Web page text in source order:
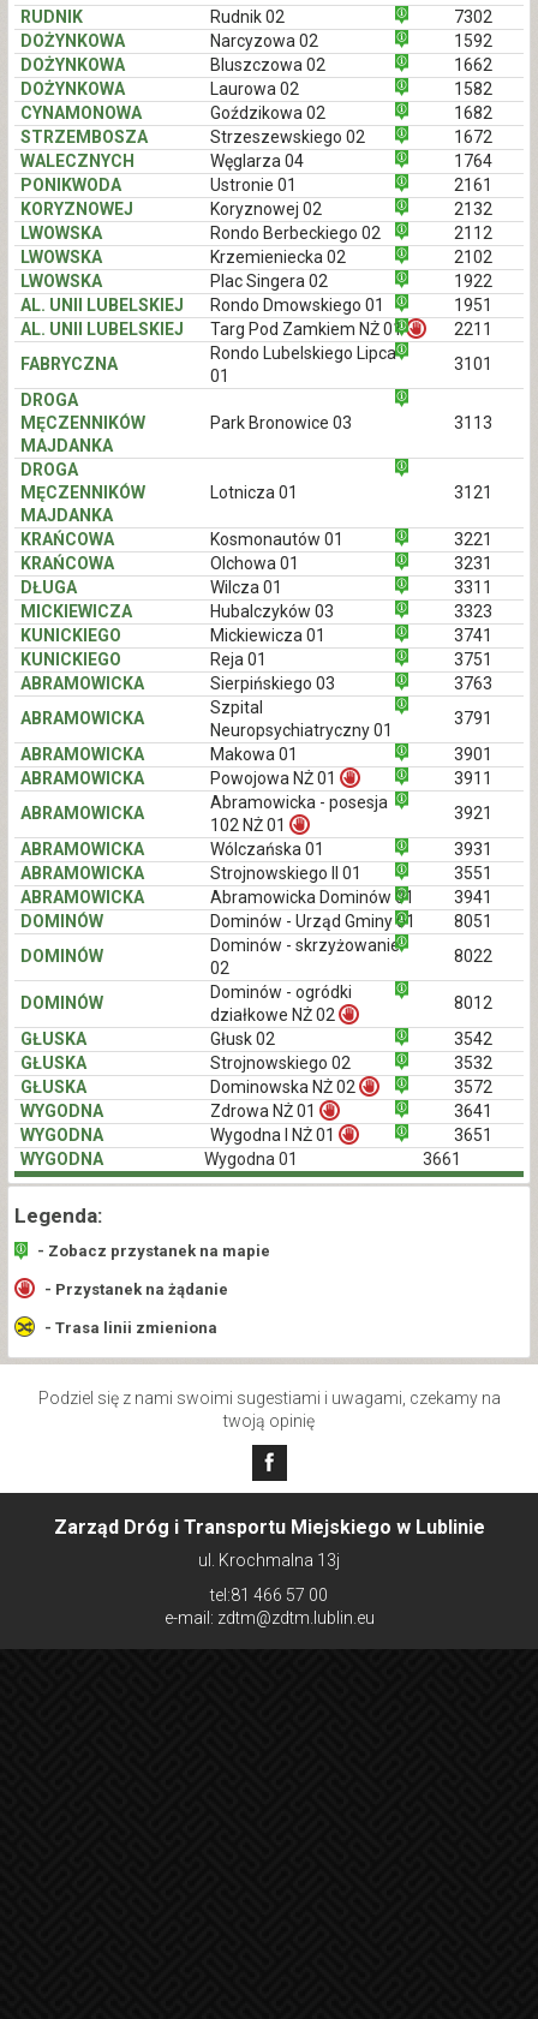
RUDNIK
Rudnik 02
7302
DOŻYNKOWA
Narcyzowa 02
1592
DOŻYNKOWA
Bluszczowa 02
1662
DOŻYNKOWA
Laurowa 02
1582
CYNAMONOWA
Goździkowa 02
1682
STRZEMBOSZA
Strzeszewskiego 02
1672
WALECZNYCH
Węglarza 04
1764
PONIKWODA
Ustronie 01
2161
KORYZNOWEJ
Koryznowej 02
2132
LWOWSKA
Rondo Berbeckiego 02
2112
LWOWSKA
Krzemieniecka 02
2102
LWOWSKA
Plac Singera 02
1922
AL. UNII LUBELSKIEJ
Rondo Dmowskiego 01
1951
AL. UNII LUBELSKIEJ
Targ Pod Zamkiem NŻ 01
2211
FABRYCZNA
Rondo Lubelskiego Lipca
01
3101
DROGA
MĘCZENNIKÓW
MAJDANKA
Park Bronowice 03 3113
DROGA
MĘCZENNIKÓW
MAJDANKA
Lotnicza 01 3121
KRAŃCOWA Kosmonautów 01
3221
KRAŃCOWA
Olchowa 01
3231
DŁUGA
Wilcza 01
3311
MICKIEWICZA
Hubalczyków 03
3323
KUNICKIEGO
Mickiewicza 01
3741
KUNICKIEGO
Reja 01
3751
ABRAMOWICKA
Sierpińskiego 03
3763
ABRAMOWICKA
Szpital
Neuropsychiatryczny 01
3791
ABRAMOWICKA
Makowa 01
3901
ABRAMOWICKA
Powojowa NŻ 01
3911
ABRAMOWICKA
Abramowicka - posesja
102 NŻ 01
3921
ABRAMOWICKA
Wólczańska 01
3931
ABRAMOWICKA
Strojnowskiego II 01
3551
ABRAMOWICKA
Abramowicka Dominów 01
3941
DOMINÓW
Dominów - Urząd Gminy 01
8051
DOMINÓW
Dominów - skrzyżowanie
02
8022
DOMINÓW
Dominów - ogródki
działkowe NŻ 02
8012
GŁUSKA
Głusk 02
3542
GŁUSKA
Strojnowskiego 02
3532
GŁUSKA
Dominowska NŻ 02
3572
WYGODNA
Zdrowa NŻ 01
3641
WYGODNA
Wygodna I NŻ 01
3651
WYGODNA
Wygodna 01 3661
Legenda:
- Zobacz przystanek na mapie
- Przystanek na żądanie
- Trasa linii zmieniona
Podziel się z nami swoimi sugestiami i uwagami, czekamy na
twoją opinię
Zarząd Dróg i Transportu Miejskiego w Lublinie
ul. Krochmalna 13j
tel:81 466 57 00
e-mail: zdtm@zdtm.lublin.eu